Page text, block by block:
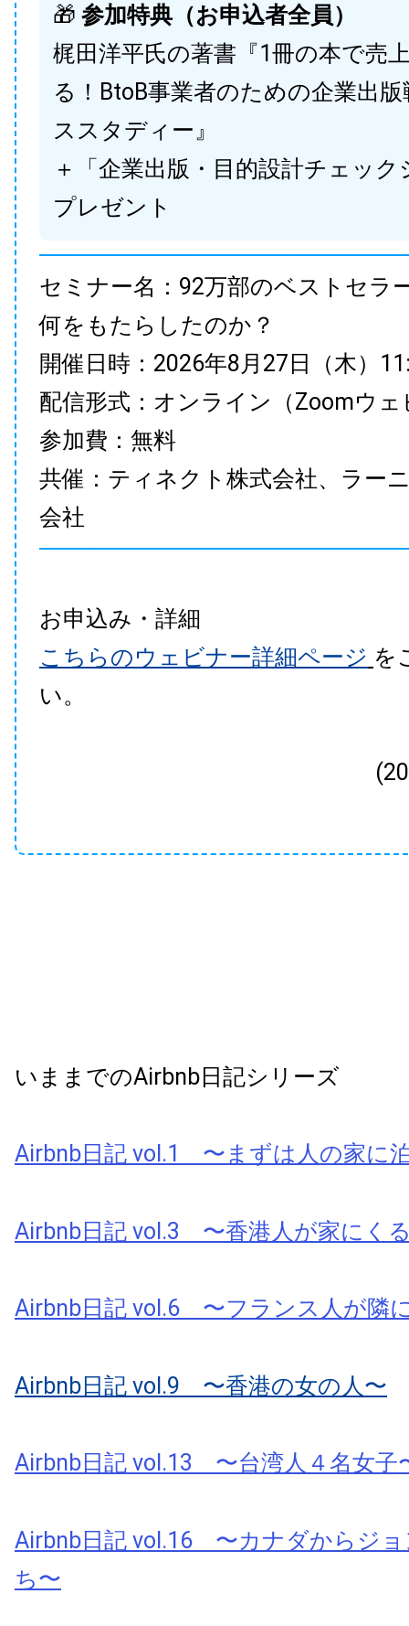
🎁 参加特典（お申込者全員）
梶田洋平氏の著書『1冊の本で売
る！BtoB事業者のための企業出
ススタディー』
＋「企業出版・目的設計チェック
プレゼント
セミナー名：92万部のベストセラ
何をもたらしたのか？
開催日時：2026年8月27日（木）
配信形式：オンライン（Zoomウェ
参加費：無料
共催：ティネクト株式会社、ラー
会社
お申込み・詳細
こちらのウェビナー詳細ページ を
い。
いままでのAirbnb日記シリーズ
Airbnb日記 vol.1 〜まずは人の家に
Airbnb日記 vol.3 〜香港人が家にく
Airbnb日記 vol.6 〜フランス人が隣
Airbnb日記 vol.9 〜香港の女の人〜
Airbnb日記 vol.13 〜台湾人４名女子
Airbnb日記 vol.16 〜カナダからジ
ち〜